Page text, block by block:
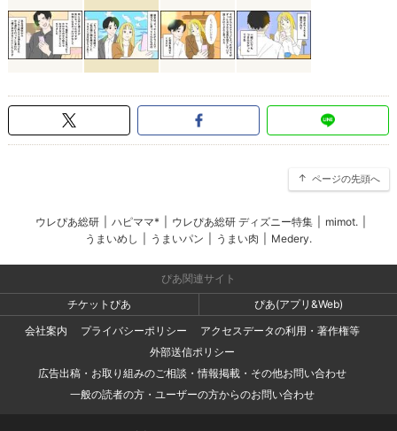
ページの先頭へ
ウレぴあ総研 ハピママ* ウレぴあ総研 ディズニー特集 mimot.
うまいめし
うまいパン うまい肉 Medery.
ぴあ関連サイト
チケットぴあ
ぴあ(アプリ&Web)
会社案内
プライバシーポリシー
アクセスデータの利用・著作権等
外部送信ポリシー
広告出稿・お取り組みのご相談・情報掲載・その他お問い合わせ
一般の読者の方・ユーザーの方からのお問い合わせ